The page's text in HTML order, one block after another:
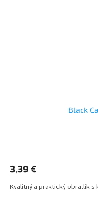
Black
3,39 €
Kvalitný a praktický obratlík s